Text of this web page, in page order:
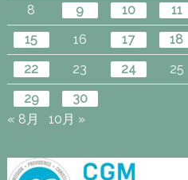
8
9 10 11
15
16 17 18
22
23 24 25
29
30
« 8月
10月 »